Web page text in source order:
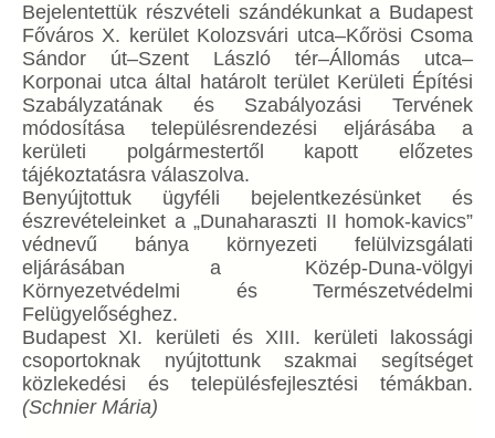
Bejelentettük részvételi szándékunkat a Budapest
Főváros X. kerület Kolozsvári utca–Kőrösi Csoma
Sándor út–Szent László tér–Állomás utca–
Korponai utca által határolt terület Kerületi Építési
Szabályzatának és Szabályozási Tervének
módosítása településrendezési eljárásába a
kerületi polgármestertől kapott előzetes
tájékoztatásra válaszolva.
Benyújtottuk ügyféli bejelentkezésünket és
észrevételeinket a „Dunaharaszti II homok-kavics”
védnevű bánya környezeti felülvizsgálati
eljárásában a Közép-Duna-völgyi
Környezetvédelmi és Természetvédelmi
Felügyelőséghez.
Budapest XI. kerületi és XIII. kerületi lakossági
csoportoknak nyújtottunk szakmai segítséget
közlekedési és településfejlesztési témákban.
(Schnier Mária)